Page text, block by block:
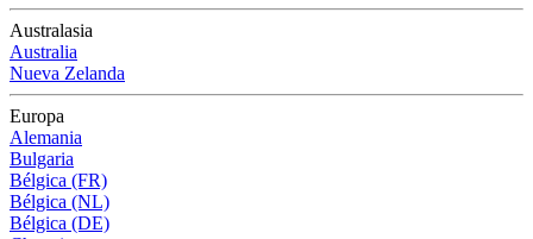
Australasia
Australia
Nueva Zelanda
Europa
Alemania
Bulgaria
Bélgica (FR)
Bélgica (NL)
Bélgica (DE)